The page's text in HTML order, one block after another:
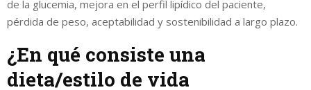
de la glucemia, mejora en el perfil lipídico del paciente,
pérdida de peso, aceptabilidad y sostenibilidad a largo plazo.
¿En qué consiste una
dieta/estilo de vida